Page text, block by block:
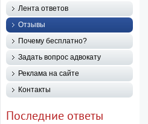
Лента ответов
Отзывы
Почему бесплатно?
Задать вопрос адвокату
Реклама на сайте
Контакты
Последние ответы